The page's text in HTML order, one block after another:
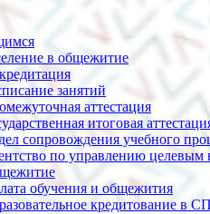
в общежитие
занятий
аттестация
итоговая
сопровождения учебного
по управлению целевым
обучения и общежития
кредитование в